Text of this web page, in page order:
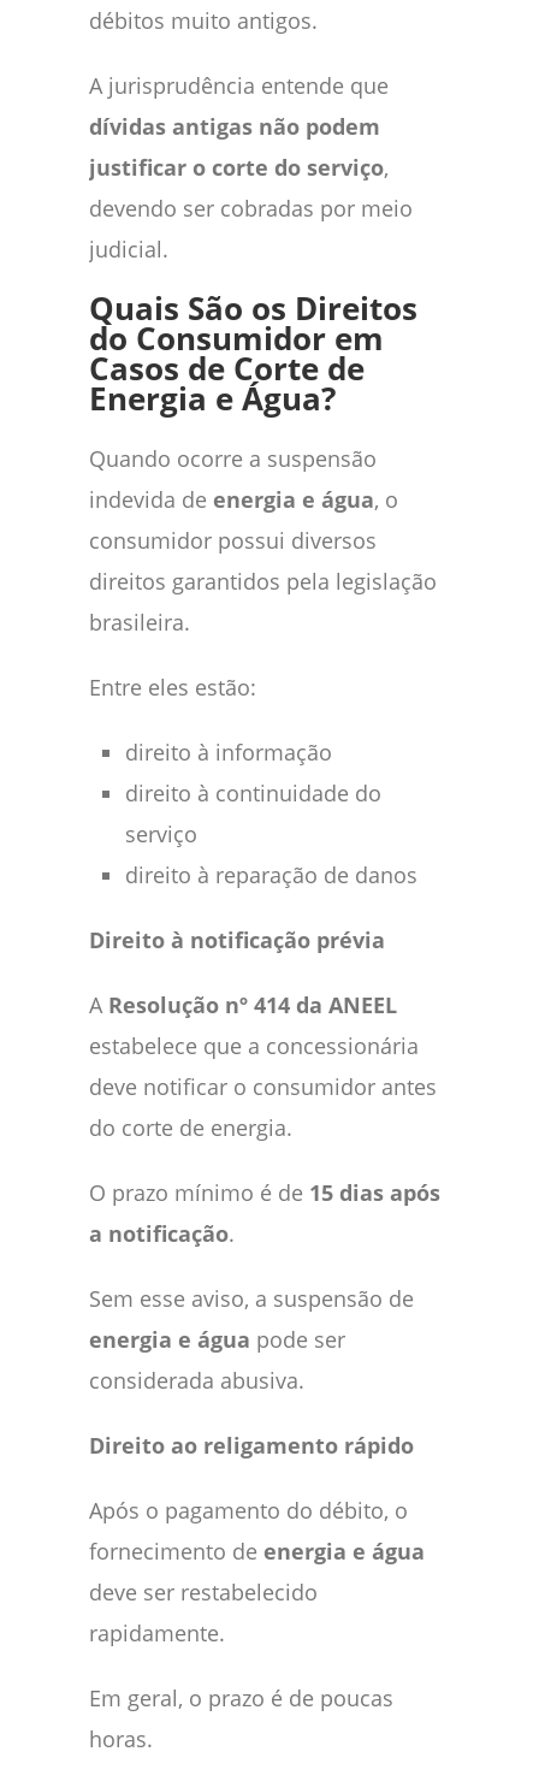
débitos muito antigos.
A jurisprudência entende que
dívidas antigas não podem
justificar o corte do serviço,
devendo ser cobradas por meio
judicial.
Quais São os Direitos
do Consumidor em
Casos de Corte de
Energia e Água?
Quando ocorre a suspensão
indevida de energia e água, o
consumidor possui diversos
direitos garantidos pela legislação
brasileira.
Entre eles estão:
direito à informação
direito à continuidade do
serviço
direito à reparação de danos
Direito à notificação prévia
A Resolução nº 414 da ANEEL
estabelece que a concessionária
deve notificar o consumidor antes
do corte de energia.
O prazo mínimo é de 15 dias após
a notificação.
Sem esse aviso, a suspensão de
energia e água pode ser
considerada abusiva.
Direito ao religamento rápido
Após o pagamento do débito, o
fornecimento de energia e água
deve ser restabelecido
rapidamente.
Em geral, o prazo é de poucas
horas.